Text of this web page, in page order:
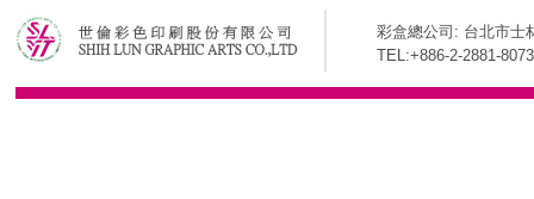
彩盒總公司: 台北市士
TEL:+886-2-2881-